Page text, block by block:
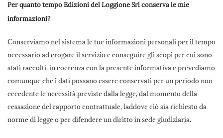
Per quanto tempo Edizioni del Loggione Srl conserva le mie
informazioni?
Conserviamo nel sistema le tue informazioni personali per il tempo
necessario ad erogare il servizio e conseguire gli scopi per cui sono
stati raccolti, in coerenza con la presente informativa e prevediamo
comunque che i dati possano essere conservati per un periodo non
eccedente le necessità previste dalla legge, dal momento della
cessazione del rapporto contrattuale, laddove ciò sia richiesto da
norme di legge o per difendere un diritto in sede giudiziaria.